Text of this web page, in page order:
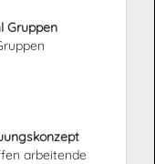
Gruppen
arbeitende